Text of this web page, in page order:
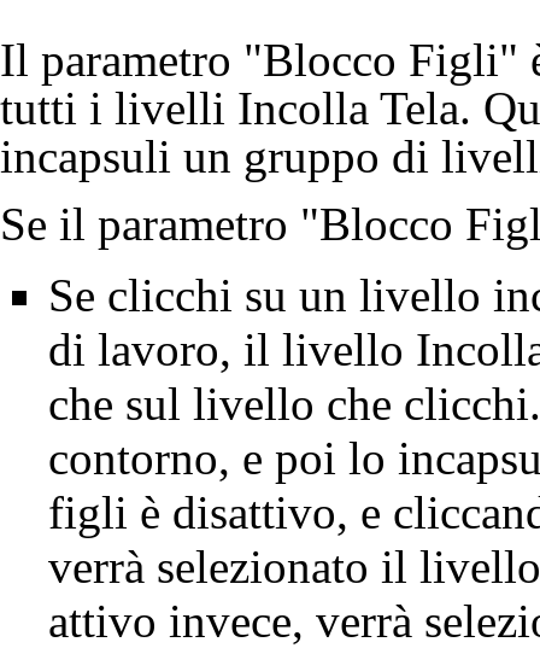
Il parametro "Blocco Figli"
tutti i livelli Incolla Tela.
incapsuli un gruppo di
Se il parametro "Blocco
Se clicchi su un livello
di lavoro, il livello
che sul livello che
contorno, e poi lo
figli è disattivo, e
verrà selezionato il
attivo invece, verrà